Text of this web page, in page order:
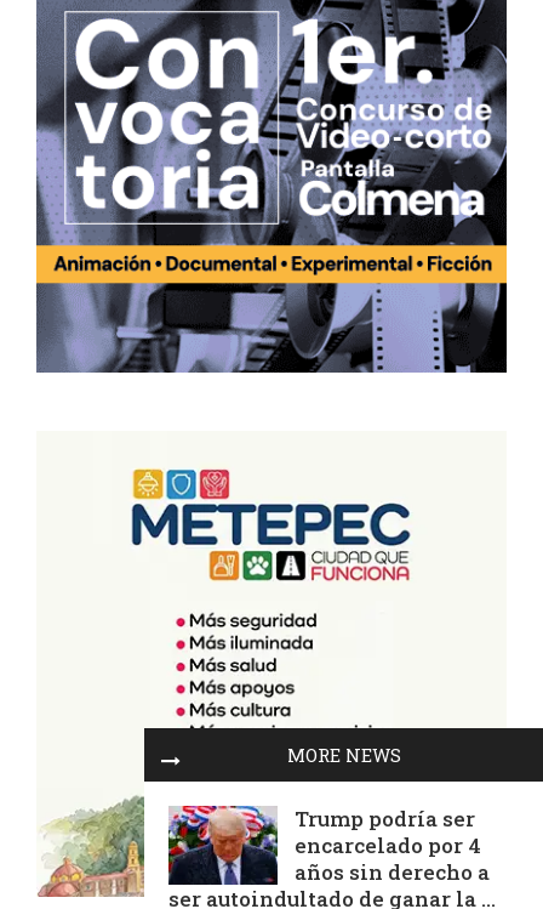
MORE NEWS
Trump podría ser
encarcelado por 4
años sin derecho a
ser autoindultado de ganar la ...